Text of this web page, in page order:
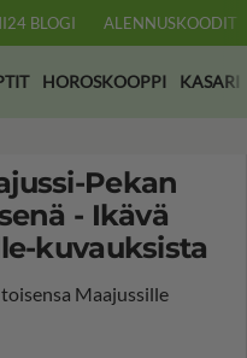
BLOGI ALENNUSKOODIT
HOROSKOOPPI KASARI
Pekan
- Ikävä
kuvauksista
Maajussille